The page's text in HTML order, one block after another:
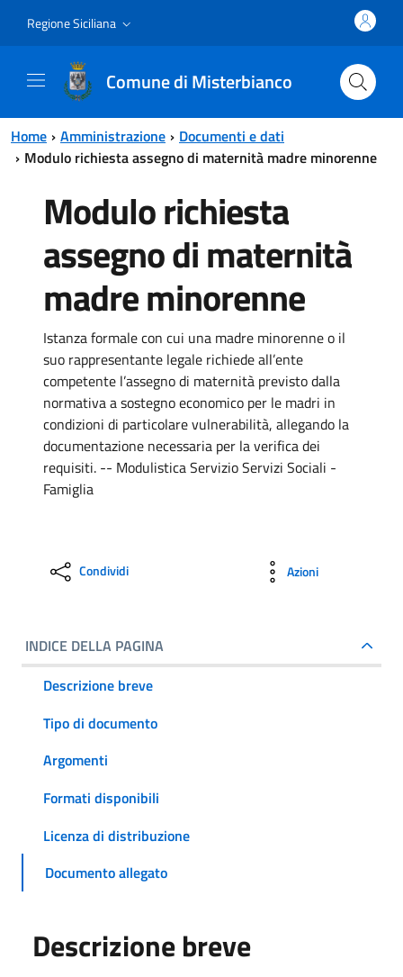
Regione Siciliana
Comune di Misterbianco
Home Amministrazione
Documenti e dati
Modulo richiesta assegno di maternità madre minorenne
Modulo richiesta
assegno di maternità
madre minorenne
Istanza formale con cui una madre minorenne o il
suo rappresentante legale richiede all’ente
competente l’assegno di maternità previsto dalla
normativa a sostegno economico per le madri in
condizioni di particolare vulnerabilità, allegando la
documentazione necessaria per la verifica dei
requisiti. -- Modulistica Servizio Servizi Sociali -
Famiglia
Condividi Azioni
INDICE DELLA PAGINA
Descrizione breve
Tipo di documento
Argomenti
Formati disponibili
Licenza di distribuzione
Documento allegato
Descrizione breve